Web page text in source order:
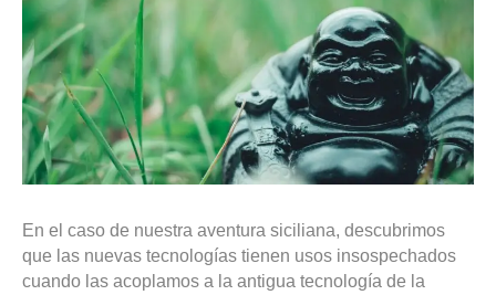
En el caso de nuestra aventura siciliana, descubrimos
que las nuevas tecnologías tienen usos insospechados
cuando las acoplamos a la antigua tecnología de la